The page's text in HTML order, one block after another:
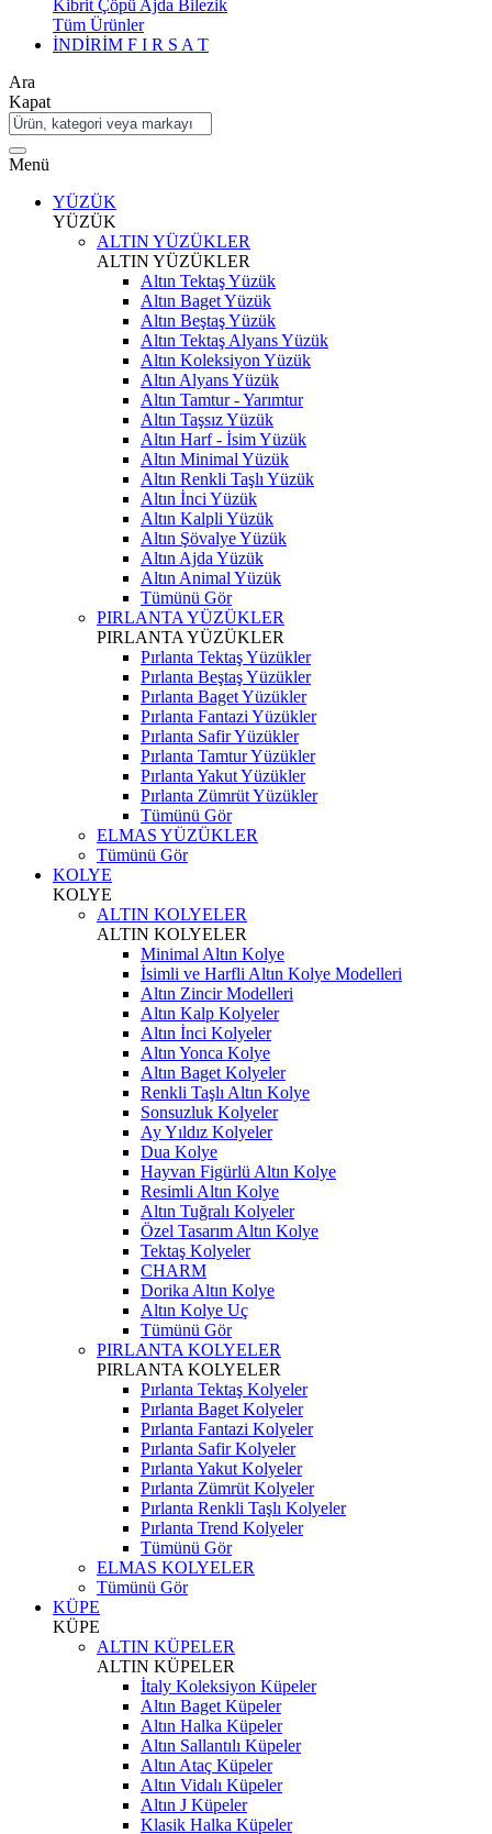
Kibrit Çöpü Ajda Bilezik
Tüm Ürünler
İNDİRİM F I R S A T
Ara
Kapat
Menü
YÜZÜK
YÜZÜK
ALTIN YÜZÜKLER
ALTIN YÜZÜKLER
Altın Tektaş Yüzük
Altın Baget Yüzük
Altın Beştaş Yüzük
Altın Tektaş Alyans Yüzük
Altın Koleksiyon Yüzük
Altın Alyans Yüzük
Altın Tamtur - Yarımtur
Altın Taşsız Yüzük
Altın Harf - İsim Yüzük
Altın Minimal Yüzük
Altın Renkli Taşlı Yüzük
Altın İnci Yüzük
Altın Kalpli Yüzük
Altın Şövalye Yüzük
Altın Ajda Yüzük
Altın Animal Yüzük
Tümünü Gör
PIRLANTA YÜZÜKLER
PIRLANTA YÜZÜKLER
Pırlanta Tektaş Yüzükler
Pırlanta Beştaş Yüzükler
Pırlanta Baget Yüzükler
Pırlanta Fantazi Yüzükler
Pırlanta Safir Yüzükler
Pırlanta Tamtur Yüzükler
Pırlanta Yakut Yüzükler
Pırlanta Zümrüt Yüzükler
Tümünü Gör
ELMAS YÜZÜKLER
Tümünü Gör
KOLYE
KOLYE
ALTIN KOLYELER
ALTIN KOLYELER
Minimal Altın Kolye
İsimli ve Harfli Altın Kolye Modelleri
Altın Zincir Modelleri
Altın Kalp Kolyeler
Altın İnci Kolyeler
Altın Yonca Kolye
Altın Baget Kolyeler
Renkli Taşlı Altın Kolye
Sonsuzluk Kolyeler
Ay Yıldız Kolyeler
Dua Kolye
Hayvan Figürlü Altın Kolye
Resimli Altın Kolye
Altın Tuğralı Kolyeler
Özel Tasarım Altın Kolye
Tektaş Kolyeler
CHARM
Dorika Altın Kolye
Altın Kolye Uç
Tümünü Gör
PIRLANTA KOLYELER
PIRLANTA KOLYELER
Pırlanta Tektaş Kolyeler
Pırlanta Baget Kolyeler
Pırlanta Fantazi Kolyeler
Pırlanta Safir Kolyeler
Pırlanta Yakut Kolyeler
Pırlanta Zümrüt Kolyeler
Pırlanta Renkli Taşlı Kolyeler
Pırlanta Trend Kolyeler
Tümünü Gör
ELMAS KOLYELER
Tümünü Gör
KÜPE
KÜPE
ALTIN KÜPELER
ALTIN KÜPELER
İtaly Koleksiyon Küpeler
Altın Baget Küpeler
Altın Halka Küpeler
Altın Sallantılı Küpeler
Altın Ataç Küpeler
Altın Vidalı Küpeler
Altın J Küpeler
Klasik Halka Küpeler